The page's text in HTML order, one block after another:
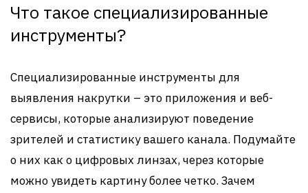
Что такое специализированные
инструменты?
Специализированные инструменты для
выявления накрутки – это приложения и веб-
сервисы, которые анализируют поведение
зрителей и статистику вашего канала. Подумайте
о них как о цифровых линзах, через которые
можно увидеть картину более четко. Зачем